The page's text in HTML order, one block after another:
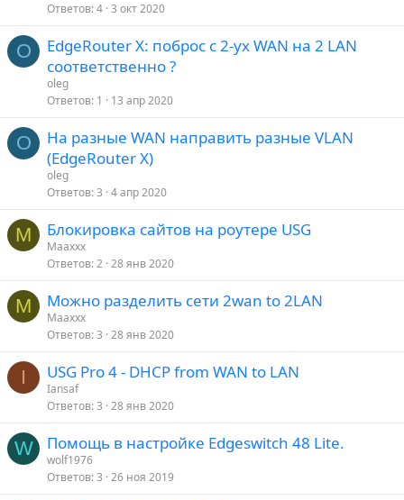
Ответов 4 3 окт 2020
O
EdgeRouter X: поброс с 2-ух WAN на 2 LAN
соответственно ?
oleg
Ответов 1 13 апр 2020
O
На разные WAN направить разные VLAN
(EdgeRouter X)
oleg
Ответов 3 4 апр 2020
M Блокировка сайтов на роутере USG
Maaxxx
Ответов 2 28 янв 2020
M Можно разделить сети 2wan to 2LAN
Maaxxx
Ответов 3 28 янв 2020
I USG Pro 4 - DHCP from WAN to LAN
Iansaf
Ответов 3 28 янв 2020
W Помощь в настройке Edgeswitch 48 Lite.
wolf1976
Ответов 3 26 ноя 2019